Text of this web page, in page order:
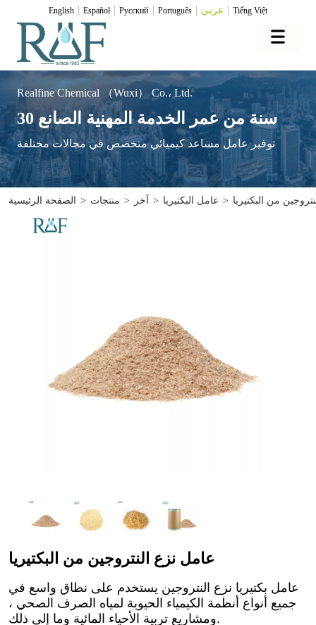
English Español Pусский Português عربي Tiếng Việt
Realfine Chemical （Wuxi） Co.، Ltd.
30 سنة من عمر الخدمة المهنية الصانع
توفير عامل مساعد كيميائي متخصص في مجالات مختلفة
الصفحة الرئيسية > منتجات > آخر > عامل البكتيريا > من البكتيريا
عامل نزع النتروجين من البكتيريا